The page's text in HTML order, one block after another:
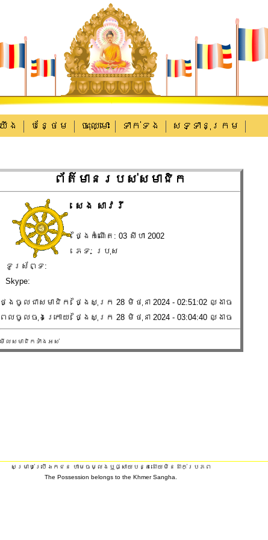
ង បន្ថែម ចុះឈ្មោះ ទាក់​ទង
សទ្ទានុក្រម
ព័ត៌មានរបស់សមាជិក
សេង សាវរី
ថ្ងៃកំណើត: 03 សីហា 2002
ភេទ: ប្រុស
ទូរស័ព្ទ:
Skype:
ថ្ងៃចូល​ជា​សមាជិក: ថ្ងៃសុក្រ 28 មិថុនា 2024 - 02:51:02 ល្ងាច
ពេលចូលចុងក្រោយ: ថ្ងៃសុក្រ 28 មិថុនា 2024 - 03:04:40 ល្ងាច
មើលសមាជិកទាំងអស់
សម្រាប់ប្រើឯកជន ហាមចម្លងឬផ្សាយបន្តដោយមិនដាក់ប្រភព
The Possession belongs to the Khmer Sangha.